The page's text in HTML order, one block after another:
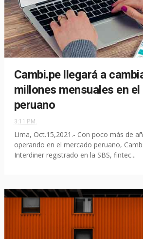
Cambi.pe llegará a
millones mensuales en
peruano
3:11 P.M.
Lima, Oct.15,2021.- Con poco más de
operando en el mercado peruano,
Interdiner registrado en la SBS, fintec...